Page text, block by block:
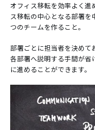
オフィス移転を効率よく進
ス移転の中心となる部署
つのチームを作ること。
部署ごとに担当者を決めて
各部署へ説明する手間が省
に進めることができます。